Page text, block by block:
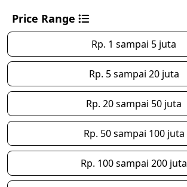
Price Range
Rp. 1 sampai 5 juta
Rp. 5 sampai 20 juta
Rp. 20 sampai 50 juta
Rp. 50 sampai 100 juta
Rp. 100 sampai 200 juta